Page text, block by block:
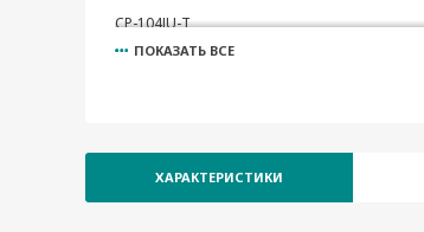
CP-104JU-T
CP-104UL-T
ПОКАЗАТЬ ВСЕ
ХАРАКТЕРИСТИКИ